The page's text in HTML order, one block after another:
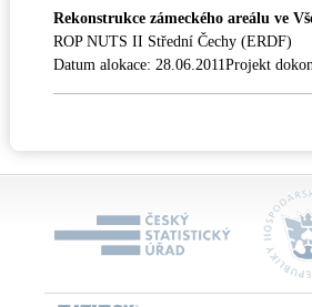
Rekonstrukce zámeckého areálu ve
ROP NUTS II Střední Čechy (ERDF)
Datum alokace: 28.06.2011Projekt